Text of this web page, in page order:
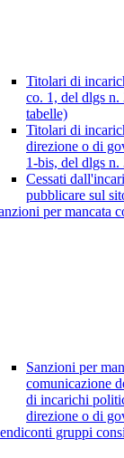
Titolari di
co. 1, del dlgs n.
tabelle)
Titolari di
direzione o di
1-bis, del dlgs n.
Cessati
pubblicare sul
per mancata
Sanzioni per
comunicazione
di incarichi
direzione o di
gruppi